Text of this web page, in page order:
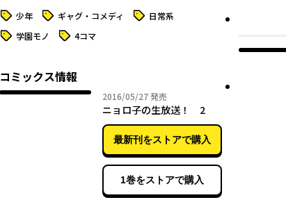
タグ 少年 タグ ギャグ・コメディ タグ 日常系
タグ 学園モノ タグ 4コマ
コミックス情報
2016/05/272016年05月27日
発売
ニョロ子の生放送！ 2
最新刊をストアで購入
1巻をストアで購入